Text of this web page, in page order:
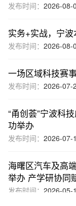
发布时间： 2026-08-
实务+实战，宁
发布时间： 2026-08-
一场区域科技赛
发布时间： 2026-07-
“甬创荟”宁波科
功举办
发布时间： 2026-07-
海曙区汽车及高
举办 产学研协同
发布时间： 2026-05-